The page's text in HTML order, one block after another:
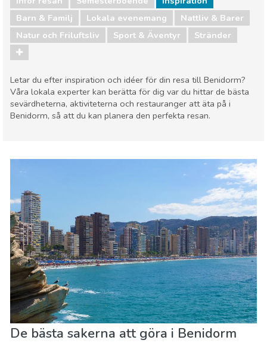
Barn & Familj
Lokala evenemang
Nattliv & Barer
Natur och Friluftsliv
Sport & Äventyr Stränder
Letar du efter inspiration och idéer för din resa till Benidorm?
Våra lokala experter kan berätta för dig var du hittar de bästa
sevärdheterna, aktiviteterna och restauranger att äta på i
Benidorm, så att du kan planera den perfekta resan.
Nattliv & Barer
Natur och Friluftsliv
Stränder
De bästa sakerna att göra i Benidorm